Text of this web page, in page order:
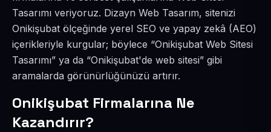
Tasarımı veriyoruz. Dizayn Web Tasarım, sitenizi
Onikişubat ölçeğinde yerel SEO ve yapay zekâ (AEO)
içerikleriyle kurgular; böylece “Onikişubat Web Sitesi
Tasarımı” ya da “Onikişubat'de web sitesi” gibi
aramalarda görünürlüğünüzü artırır.
Onikişubat Firmalarına Ne
Kazandırır?